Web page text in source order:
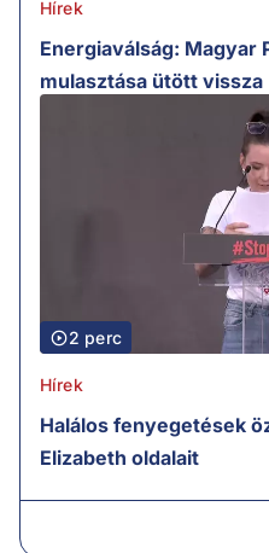
Hírek
Energiaválság: Magyar
mulasztása ütött vissza
2 perc
Hírek
Halálos fenyegetések
Elizabeth oldalait